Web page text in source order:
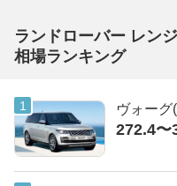
ランドローバー レン
相場ランキング
ヴォー
272.4〜